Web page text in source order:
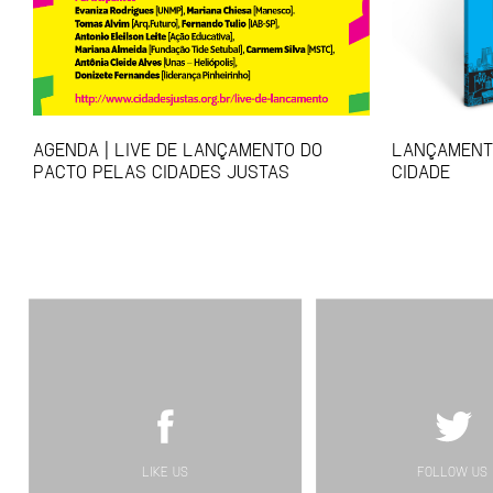
AGENDA | LIVE DE LANÇAMENTO DO
PACTO PELAS CIDADES JUSTAS
CIDADE
LIKE US FOLLOW US